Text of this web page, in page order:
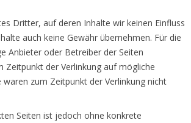
Dritter, auf deren Inhalte wir keinen Einfluss
auch keine Gewähr übernehmen. Für die
Anbieter oder Betreiber der Seiten
Zeitpunkt der Verlinkung auf mögliche
zum Zeitpunkt der Verlinkung nicht
Seiten ist jedoch ohne konkrete